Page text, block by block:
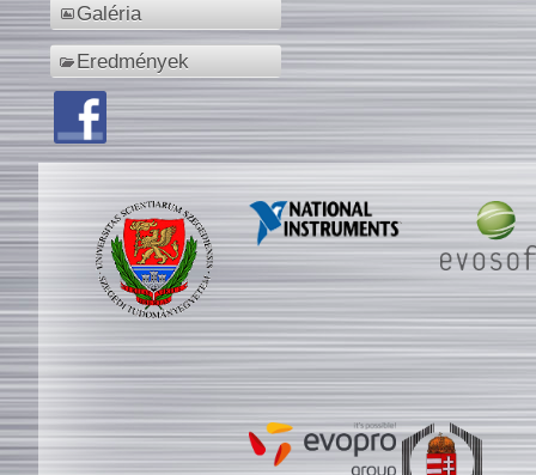
Galéria
Eredmények